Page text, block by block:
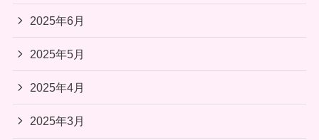
2025年6月
2025年5月
2025年4月
2025年3月